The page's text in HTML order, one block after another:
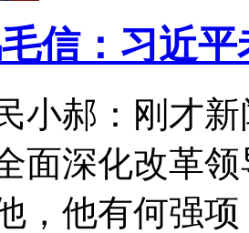
信：习近
郝：刚才新
面深化改革
，他有何强